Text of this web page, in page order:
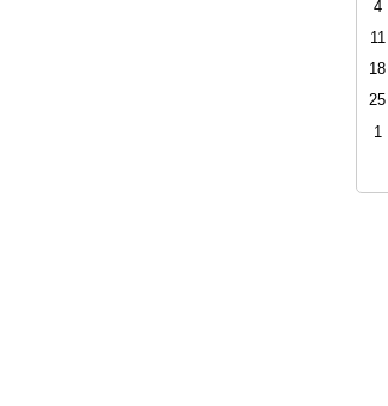
4
11
18
25
1